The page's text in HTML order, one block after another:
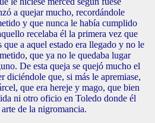
a quejar mucho, recordándole
y que nunca le había cumplido
recelaba él la primera vez que
a aquel estado era llegado y no le
que ya no le quedaba lugar
De esta queja se quejó mucho el
diciéndole que, si más le apremiase,
que era hereje y mago, que bien
ni otro oficio en Toledo donde él
de la nigromancia.